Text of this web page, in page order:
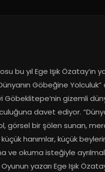
bu yıl Ege Işık Özatay’ın
Göbeğine Yolculuk”
Göbeklitepe’nin gizemli
davet ediyor.
görsel bir şölen sunan,
hanımlar, küçük
ve okuma isteğiyle
yazarı Ege Işık